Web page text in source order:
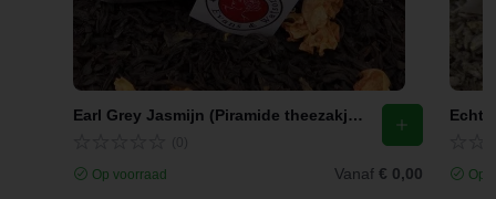
Earl Grey Jasmijn (Piramide theezakjes)
Op voorraad Vanaf € 0,00 Op